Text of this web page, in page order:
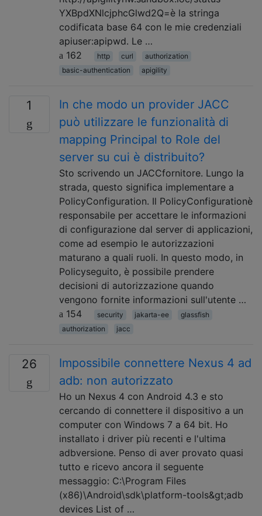
YXBpdXNlcjphcGlwd2Q=è la stringa
codificata base 64 con le mie credenziali
apiuser:apipwd. Le …
162
http curl
authorization
basic-authentication
apigility
1
In che modo un provider JACC
può utilizzare le funzionalità di
mapping Principal to Role del
server su cui è distribuito?
Sto scrivendo un JACCfornitore. Lungo la
strada, questo significa implementare a
PolicyConfiguration. Il PolicyConfigurationè
responsabile per accettare le informazioni
di configurazione dal server di applicazioni,
come ad esempio le autorizzazioni
maturano a quali ruoli. In questo modo, in
Policyseguito, è possibile prendere
decisioni di autorizzazione quando
vengono fornite informazioni sull'utente …
154
security jakarta-ee
glassfish
authorization
jacc
26
Impossibile connettere Nexus 4 ad
adb: non autorizzato
Ho un Nexus 4 con Android 4.3 e sto
cercando di connettere il dispositivo a un
computer con Windows 7 a 64 bit. Ho
installato i driver più recenti e l'ultima
adbversione. Penso di aver provato quasi
tutto e ricevo ancora il seguente
messaggio: C:\Program Files
(x86)\Android\sdk\platform-tools&gt;adb
devices List of …